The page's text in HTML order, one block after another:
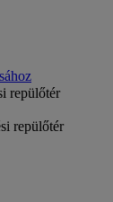
repülőtér
repülőtér